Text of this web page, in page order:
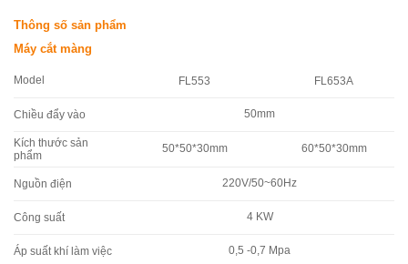
Thông số sản phẩm
Máy cắt màng
Model FL553 FL653A
Chiều đẩy vào 50mm
Kích thước sản
phẩm
50*50*30mm 60*50*30mm
Nguồn điện 220V/50~60Hz
Công suất 4 KW
Áp suất khí làm việc 0,5 -0,7 Mpa